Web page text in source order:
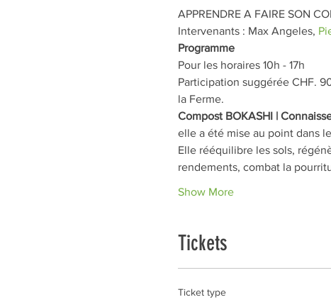
APPRENDRE A FAIRE SON
Intervenants : Max Angeles,
Programme
Pour les horaires 10h - 17h
Participation suggérée CHF.
la Ferme.
Compost BOKASHI |
elle a été mise au point dans
Elle rééquilibre les sols,
rendements, combat la
Show More
Tickets
Ticket type